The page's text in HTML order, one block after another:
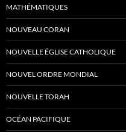
MATHÉMATIQUES
NOUVEAU CORAN
NOUVELLE ÉGLISE CATHOLIQUE
NOUVEL ORDRE MONDIAL
NOUVELLE TORAH
OCÉAN PACIFIQUE